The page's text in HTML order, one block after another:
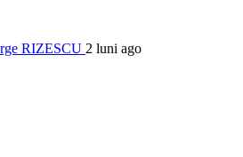
RIZESCU 2 luni ago